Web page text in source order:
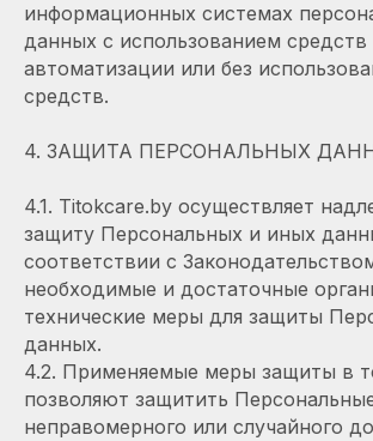
информационных системах
данных с использованием средств
автоматизации или без
средств.
4. ЗАЩИТА ПЕРСОНАЛЬНЫХ
4.1. Titokcare.by осуществляет
защиту Персональных и иных
соответствии с
необходимые и достаточные
технические меры для защиты
данных.
4.2. Применяемые меры защиты в
позволяют защитить
неправомерного или случайного